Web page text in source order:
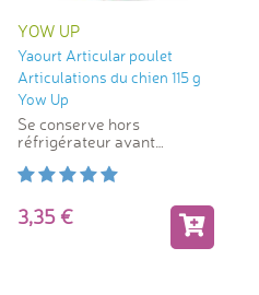
YOW UP
Yaourt Articular poulet
Articulations du chien 115 g
Yow Up
Se conserve hors
réfrigérateur avant
3,35